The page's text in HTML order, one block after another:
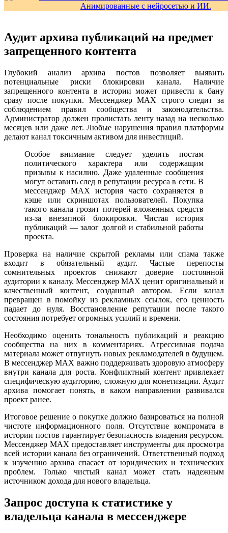
Аудит архива публикаций на предмет
запрещенного контента
Глубокий анализ архива постов позволяет выявить
потенциальные риски блокировки канала. Наличие
запрещенного контента в истории может привести к бану
сразу после покупки. Мессенджер MAX строго следит за
соблюдением правил сообщества и законодательства.
Администратор должен пролистать ленту назад на несколько
месяцев или даже лет. Любые нарушения правил платформы
делают канал токсичным активом для инвестиций.
Особое внимание следует уделить постам
политического характера или содержащим
призывы к насилию. Даже удаленные сообщения
могут оставить след в репутации ресурса в сети. В
мессенджер MAX история часто сохраняется в
кэше или скриншотах пользователей. Покупка
такого канала грозит потерей вложенных средств
из-за внезапной блокировки. Чистая история
публикаций — залог долгой и стабильной работы
проекта.
Проверка на наличие скрытой рекламы или спама также
входит в обязательный аудит. Частые перепосты
сомнительных проектов снижают доверие постоянной
аудитории к каналу. Мессенджер MAX ценит оригинальный и
качественный контент, созданный автором. Если канал
превращен в помойку из рекламных ссылок, его ценность
падает до нуля. Восстановление репутации после такого
состояния потребует огромных усилий и времени.
Необходимо оценить тональность публикаций и реакцию
сообщества на них в комментариях. Агрессивная подача
материала может отпугнуть новых рекламодателей в будущем.
В мессенджер MAX важно поддерживать здоровую атмосферу
внутри канала для роста. Конфликтный контент привлекает
специфическую аудиторию, сложную для монетизации. Аудит
архива помогает понять, в каком направлении развивался
проект ранее.
Итоговое решение о покупке должно базироваться на полной
чистоте информационного поля. Отсутствие компромата в
истории постов гарантирует безопасность владения ресурсом.
Мессенджер MAX предоставляет инструменты для просмотра
всей истории канала без ограничений. Ответственный подход
к изучению архива спасает от юридических и технических
проблем. Только чистый канал может стать надежным
источником дохода для нового владельца.
Запрос доступа к статистике у
владельца канала в мессенджере